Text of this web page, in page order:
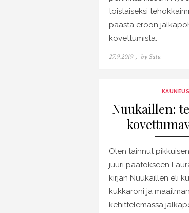
toistaiseksi
päästä eroon
kovettumista.
Posted
27.9.2019 bySatu
KAUNEUS
Nuukaillen:
Olen tainnut
juuri päätökseen
kirjan Nuukaillen eli
kukkaroni ja
kehittelemässä